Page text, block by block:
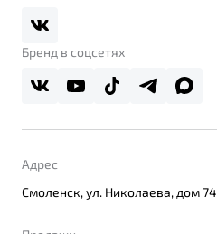
Реферальная программа
Правовая информация
Бренд в соцсетях
Адрес
Смоленск, ул. Николаева, дом 74